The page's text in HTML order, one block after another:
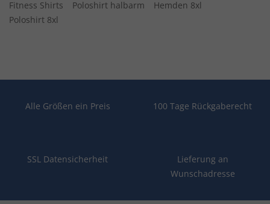
Fitness Shirts
Poloshirt halbarm
Hemden 8xl
Poloshirt 8xl
Alle Größen ein Preis 100 Tage Rückgaberecht
SSL Datensicherheit
Lieferung an
Wunschadresse